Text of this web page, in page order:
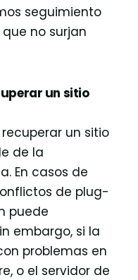
seguimiento
no surjan
un sitio
un sitio
de la
En casos de
de plug-
puede
embargo, si la
problemas en
o el servidor de